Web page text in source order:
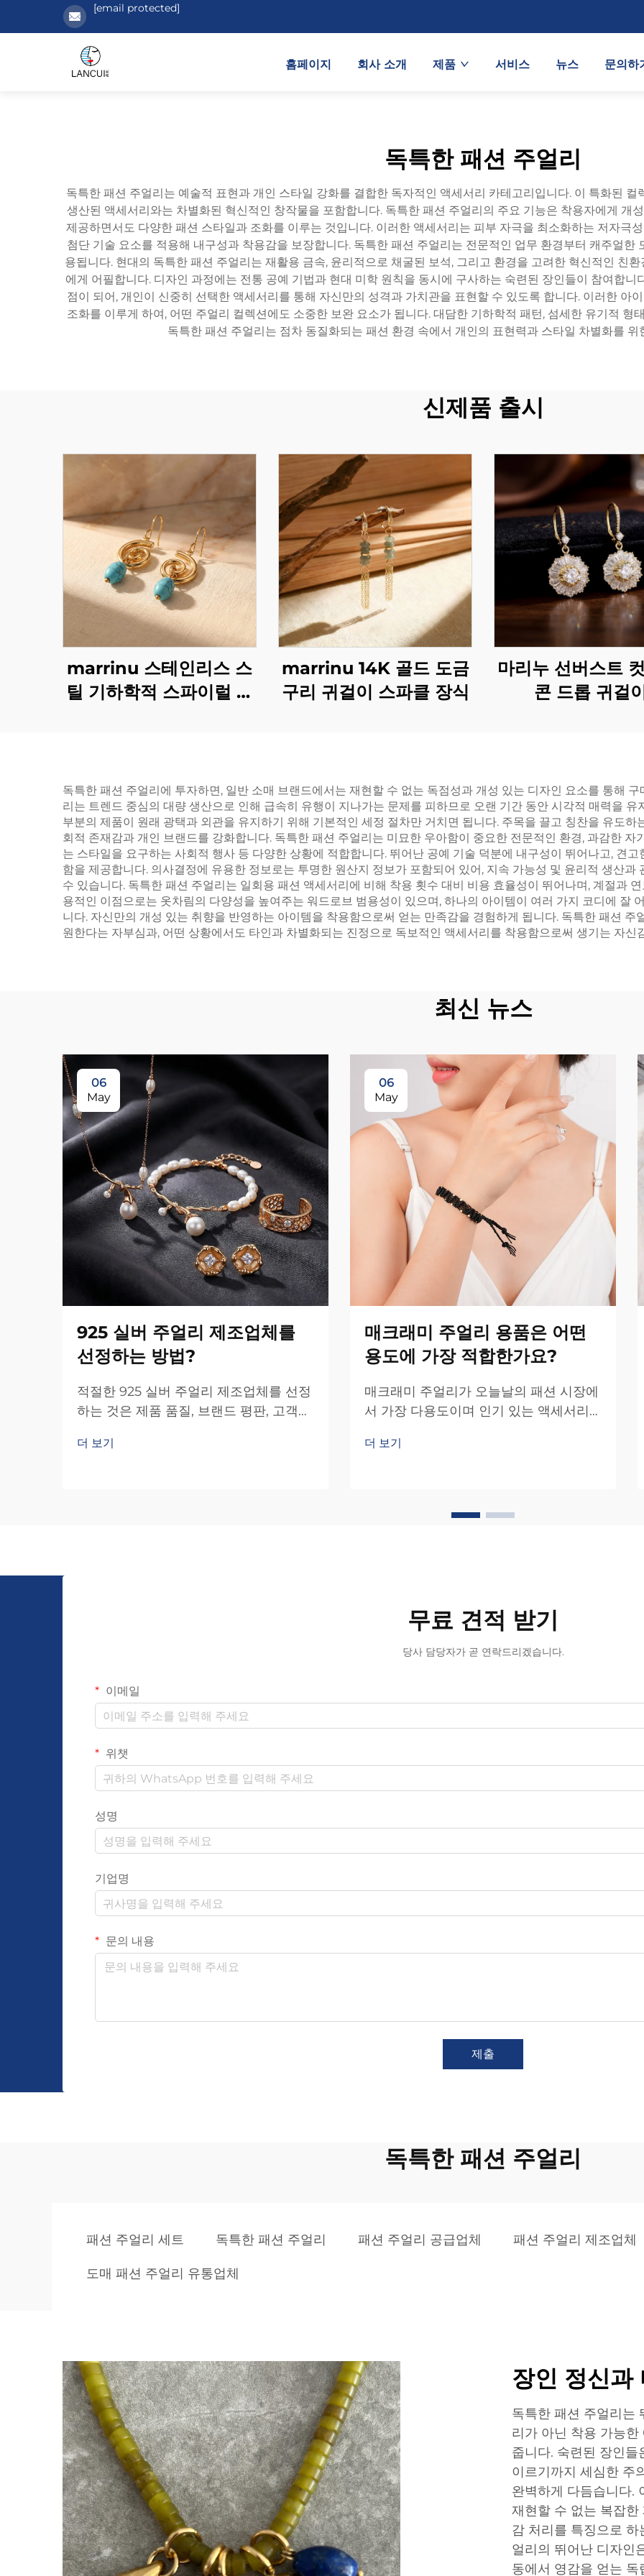
[email protected]
홈페이지 회사 소개 제품 서비스 뉴스 문의하
독특한 패션 주얼리
독특한 패션 주얼리는 예술적 표현과 개인 스타일 강화를 결합한 독자적인 액세서리 카테고리입니다. 이 특화된
생산된 액세서리와는 차별화된 혁신적인 창작물을 포함합니다. 독특한 패션 주얼리의 주요 기능은 착용자에게 개
제공하면서도 다양한 패션 스타일과 조화를 이루는 것입니다. 이러한 액세서리는 피부 자극을 최소화하는 저자극
첨단 기술 요소를 적용해 내구성과 착용감을 보장합니다. 독특한 패션 주얼리는 전문적인 업무 환경부터 캐주얼한
용됩니다. 현대의 독특한 패션 주얼리는 재활용 금속, 윤리적으로 채굴된 보석, 그리고 환경을 고려한 혁신적인 친
에게 어필합니다. 디자인 과정에는 전통 공예 기법과 현대 미학 원칙을 동시에 구사하는 숙련된 장인들이 참여합
점이 되어, 개인이 신중히 선택한 액세서리를 통해 자신만의 성격과 가치관을 표현할 수 있도록 합니다. 이러한 아
조화를 이루게 하여, 어떤 주얼리 컬렉션에도 소중한 보완 요소가 됩니다. 대담한 기하학적 패턴, 섬세한 유기적 형
독특한 패션 주얼리는 점차 동질화되는 패션 환경 속에서 개인의 표현력과 스타일 차별화를
신제품 출시
marrinu 스테인리스 스
틸 기하학적 스파이럴 터
marrinu 14K 골드 도금
구리 귀걸이 스파클 장식
마리누 선버스트
콘 드롭 귀걸이
독특한 패션 주얼리에 투자하면, 일반 소매 브랜드에서는 재현할 수 없는 독점성과 개성 있는 디자인 요소를 통해
리는 트렌드 중심의 대량 생산으로 인해 급속히 유행이 지나가는 문제를 피하므로 오랜 기간 동안 시각적 매력을
부분의 제품이 원래 광택과 외관을 유지하기 위해 기본적인 세정 절차만 거치면 됩니다. 주목을 끌고 칭찬을 유도
회적 존재감과 개인 브랜드를 강화합니다. 독특한 패션 주얼리는 미묘한 우아함이 중요한 전문적인 환경, 과감한
는 스타일을 요구하는 사회적 행사 등 다양한 상황에 적합합니다. 뛰어난 공예 기술 덕분에 내구성이 뛰어나고, 견
함을 제공합니다. 의사결정에 유용한 정보로는 투명한 원산지 정보가 포함되어 있어, 지속 가능성 및 윤리적 생산
수 있습니다. 독특한 패션 주얼리는 일회용 패션 액세서리에 비해 착용 횟수 대비 비용 효율성이 뛰어나며, 계절과
용적인 이점으로는 옷차림의 다양성을 높여주는 워드로브 범용성이 있으며, 하나의 아이템이 여러 가지 코디에 잘
니다. 자신만의 개성 있는 취향을 반영하는 아이템을 착용함으로써 얻는 만족감을 경험하게 됩니다. 독특한 패션
원한다는 자부심과, 어떤 상황에서도 타인과 차별화되는 진정으로 독보적인 액세서리를 착용함으로써 생기는 자신
최신 뉴스
06
May
925 실버 주얼리 제조업체를
선정하는 방법?
적절한 925 실버 주얼리 제조업체를 선정
하는 것은 제품 품질, 브랜드 평판, 고객
경영 의사결정입니다. 제조업체 선택은 단
더 보기
06
May
매크래미 주얼리 용품은 어떤
용도에 가장 적합한가요?
매크래미 주얼리가 오늘날의 패션 시장에
서 가장 다용도이며 인기 있는 액세서리
별한 의식용까지 다양한 용도를 아우르고
더 보기
무료 견적 받기
당사 담당자가 곧 연락드리겠습니다.
이메일
위챗
성명
기업명
문의 내용
제출
독특한 패션 주얼리
패션 주얼리 세트 독특한 패션 주얼리 패션 주얼리 공급업체 패션 주얼리 제조업체
도매 패션 주얼리 유통업체
장인 정신과
독특한 패션 주얼리는
리가 아닌 착용 가능
줍니다. 숙련된 장인
이르기까지 세심한 주
완벽하게 다듬습니다.
재현할 수 없는 복잡
감 처리를 특징으로
얼리의 뛰어난 디자인
동에서 영감을 얻는